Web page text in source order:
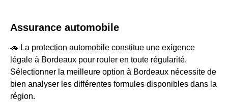
Assurance automobile
🚗 La protection automobile constitue une exigence
légale à Bordeaux pour rouler en toute régularité.
Sélectionner la meilleure option à Bordeaux nécessite de
bien analyser les différentes formules disponibles dans la
région.